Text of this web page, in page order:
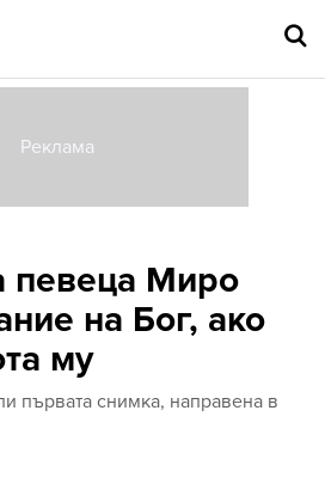
певеца Миро
на Бог, ако
му
първата снимка, направена в